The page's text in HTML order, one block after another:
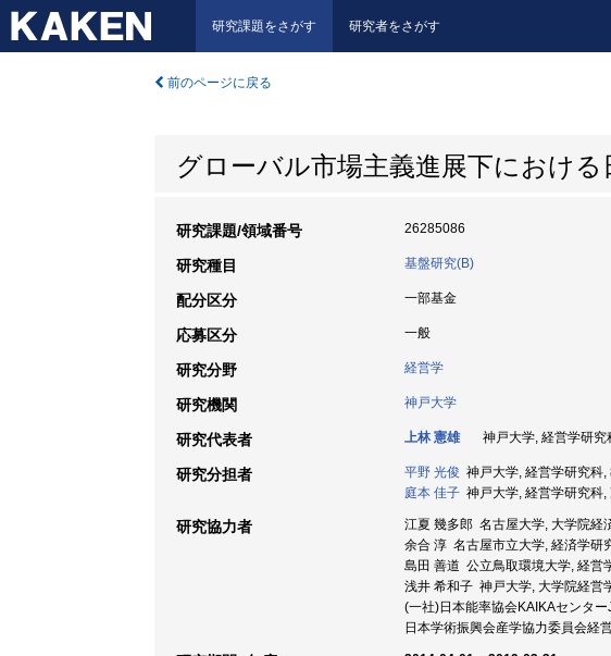
研究課題をさがす 研究者をさがす
前のページに戻る
グローバル市場主義進展下におけ
研究課題/領域番号 26285086
研究種目 基盤研究(B)
配分区分 一部基金
応募区分 一般
研究分野 経営学
研究機関 神戸大学
研究代表者 上林 憲雄 神戸大学, 経営学研
研究分担者 平野 光俊 神戸大学, 経営学研究科
庭本 佳子 神戸大学, 経営学研究科
研究協力者
江夏 幾多郎 名古屋大学, 大学院経
余合 淳 名古屋市立大学, 経済学研
島田 善道 公立鳥取環境大学, 経営
浅井 希和子 神戸大学, 大学院経営
(一社)日本能率協会KAIKAセンタ
日本学術振興会産学協力委員会経